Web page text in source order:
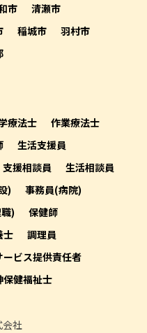
市
清瀬市
稲城市
羽村市
療法士
作業療法士
生活支援員
支援相談員
生活相談員
)
事務員(病院)
)
保健師
士
調理員
ービス提供責任者
保健福祉士
社